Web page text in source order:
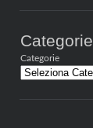
Categorie
Categorie